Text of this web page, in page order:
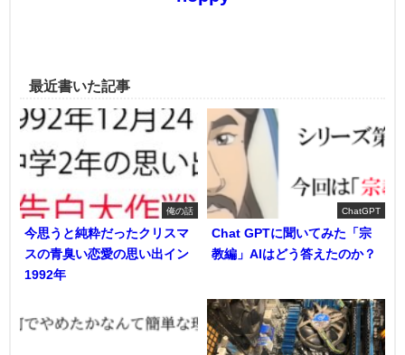
最近書いた記事
俺の話
今思うと純粋だったクリスマ
スの青臭い恋愛の思い出イン
1992年
ChatGPT
Chat GPTに聞いてみた「宗
教編」AIはどう答えたのか？